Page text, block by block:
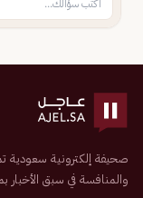
والمنافسة في سبق